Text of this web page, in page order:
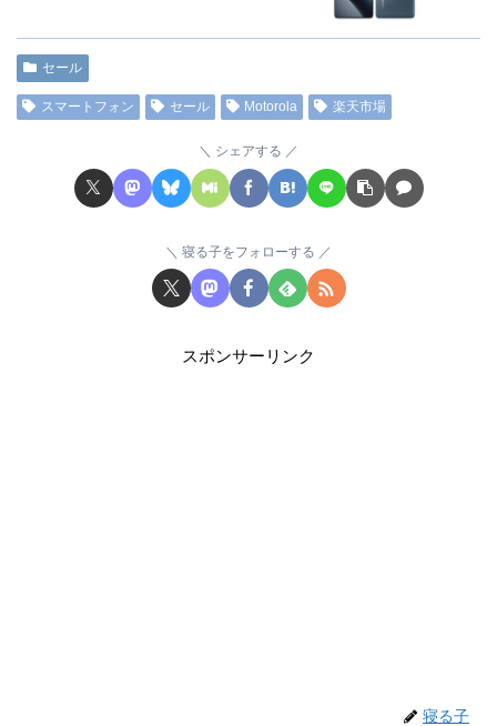
セール
スマートフォン セール Motorola 楽天市場
シェアする
寝る子をフォローする
スポンサーリンク
寝る子